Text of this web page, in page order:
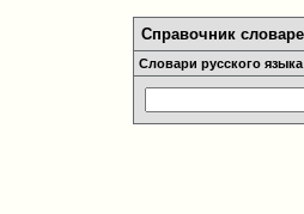
Справочник
Словари русского